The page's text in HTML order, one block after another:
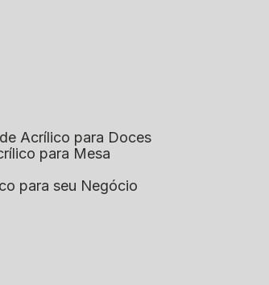
Acrílico para Doces
para Mesa
para seu Negócio